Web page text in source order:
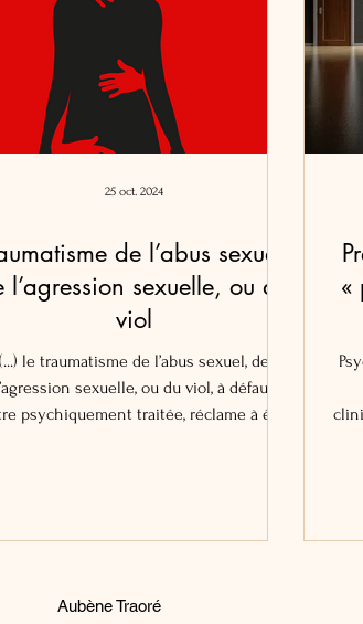
de l’abus sexuel,
l’agression sexuelle, ou du
viol
(...) le traumatisme de l’abus sexuel, de
sexuelle, ou du viol, à défaut
psychiquement traitée, réclame à être
25 oct. 2024
«
clinicienne
Aubène Traoré